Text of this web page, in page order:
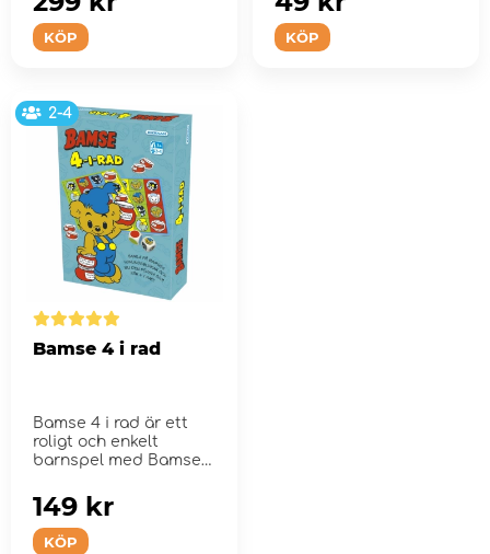
KÖP KÖP
2-4
Bamse 4 i rad
Bamse 4 i rad är ett
roligt och enkelt
barnspel med Bamse
KÖP
149 kr